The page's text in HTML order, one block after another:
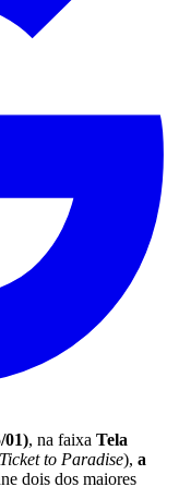
01), na faixa Tela
Ticket to Paradise), a
dois dos maiores